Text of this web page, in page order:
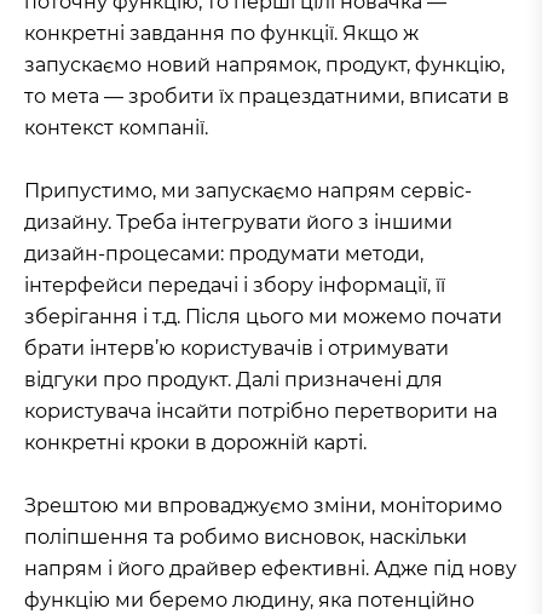
конкретні завдання по функції. Якщо ж
запускаємо новий напрямок, продукт, функцію,
то мета — зробити їх працездатними, вписати в
контекст компанії.
Припустимо, ми запускаємо напрям сервіс-
дизайну. Треба інтегрувати його з іншими
дизайн-процесами: продумати методи,
інтерфейси передачі і збору інформації, її
зберігання і т.д. Після цього ми можемо почати
брати інтерв’ю користувачів і отримувати
відгуки про продукт. Далі призначені для
користувача інсайти потрібно перетворити на
конкретні кроки в дорожній карті.
Зрештою ми впроваджуємо зміни, моніторимо
поліпшення та робимо висновок, наскільки
напрям і його драйвер ефективні. Адже під нову
функцію ми беремо людину, яка потенційно